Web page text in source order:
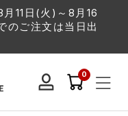
11日(火)～8月16
のご注文は当日出
0